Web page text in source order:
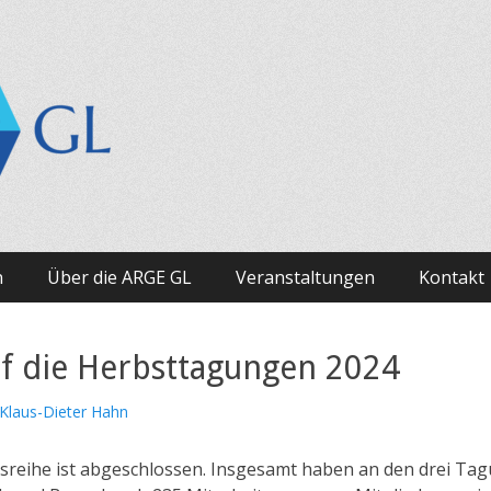
in Bayern
Über die ARGE GL Veranstaltungen Kontakt
die Herbsttagungen 2024
Klaus-Dieter Hahn
ist abgeschlossen. Insgesamt haben an den drei